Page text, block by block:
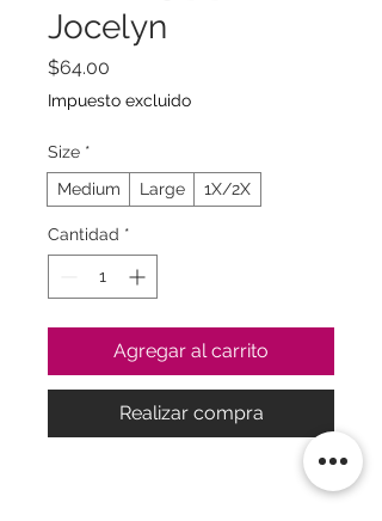
Jocelyn
$64.00
Impuesto excluido
Size *
Medium
Large 1X/2X
Cantidad *
Agregar al carrito
Realizar compra